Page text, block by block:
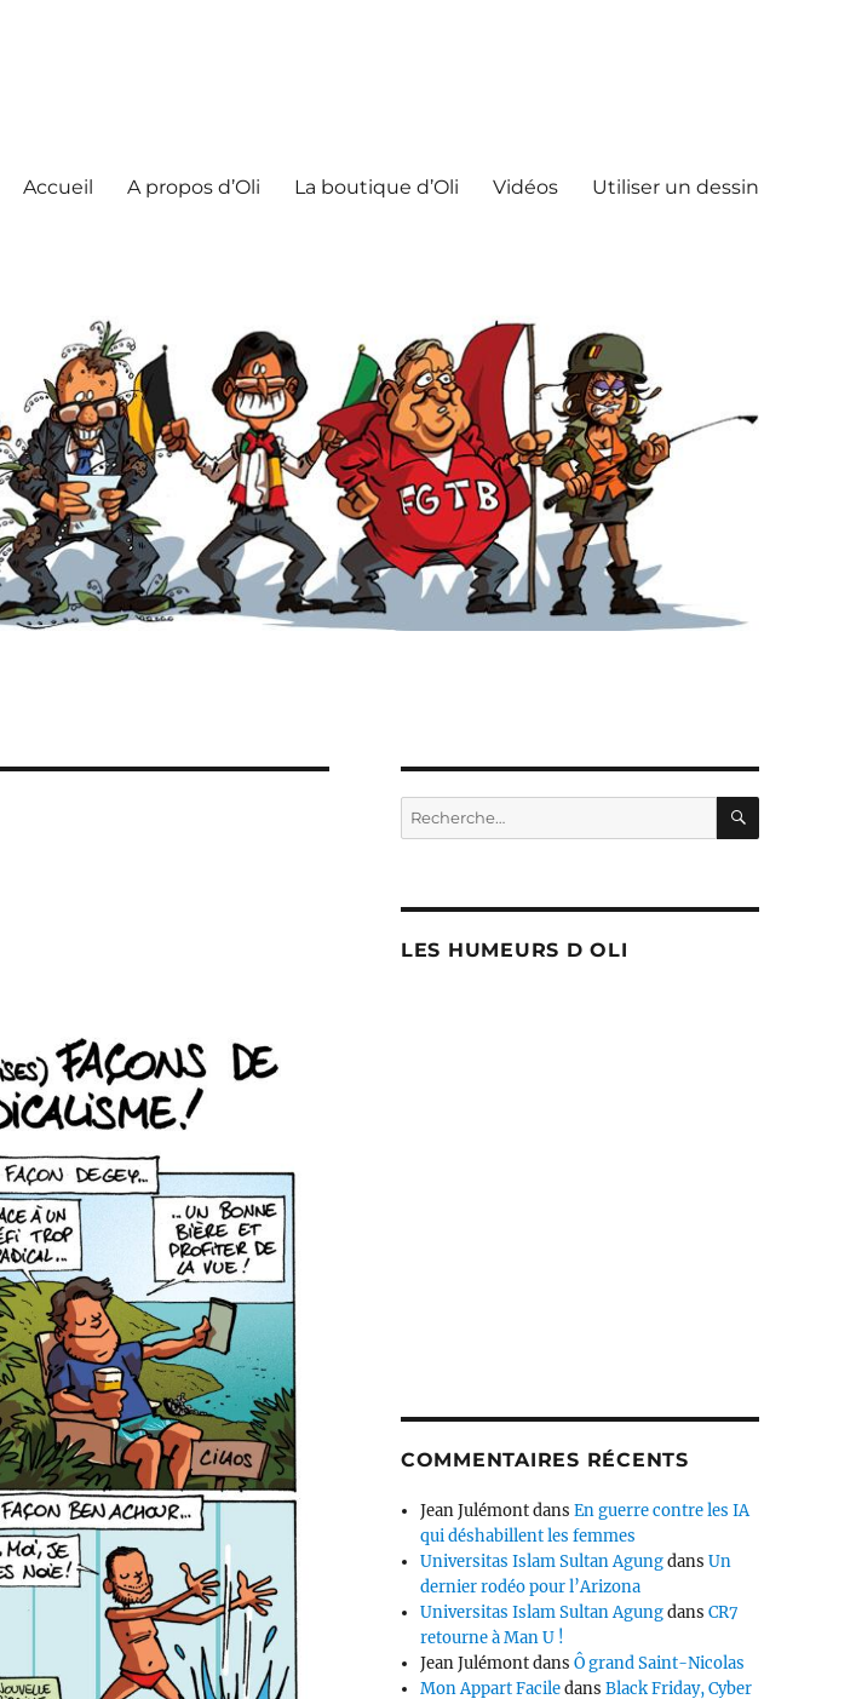
Accueil A propos d’Oli La boutique d’Oli Vidéos Utiliser un dessin
Recherche
pour :
LES HUMEURS D OLI
COMMENTAIRES RÉCENTS
Jean JulémontdansEn guerre contre les IA
qui déshabillent les femmes
Universitas Islam Sultan AgungdansUn
dernier rodéo pour l’Arizona
Universitas Islam Sultan AgungdansCR7
retourne à Man U !
Jean JulémontdansÔ grand Saint-Nicolas
Mon Appart FaciledansBlack Friday, Cyber